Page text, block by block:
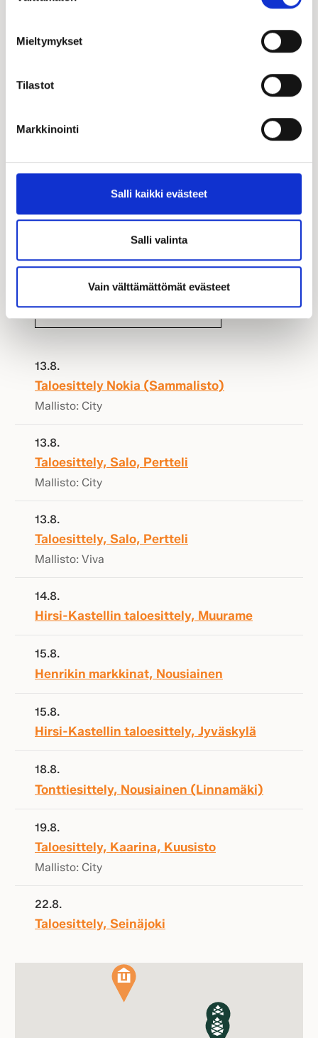
Mieltymykset
Tilastot
Markkinointi
Salli kaikki evästeet
Salli valinta
Vain välttämättömät evästeet
050 553 2513
Taloesittelyt
13.8.
Taloesittely Nokia (Sammalisto)
Mallisto: City
13.8.
Taloesittely, Salo, Pertteli
Mallisto: City
13.8.
Taloesittely, Salo, Pertteli
Mallisto: Viva
14.8.
Hirsi-Kastellin taloesittely, Muurame
15.8.
Henrikin markkinat, Nousiainen
15.8.
Hirsi-Kastellin taloesittely, Jyväskylä
18.8.
Tonttiesittely, Nousiainen (Linnamäki)
19.8.
Taloesittely, Kaarina, Kuusisto
Mallisto: City
22.8.
Taloesittely, Seinäjoki